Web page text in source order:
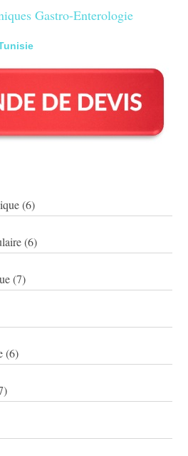
Gastro-Enterologie
(6)
(6)
(7)
(6)